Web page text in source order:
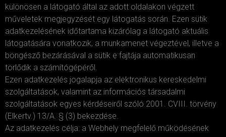
különösen a látogató által az adott oldalakon végzett
műveletek megjegyzését egy látogatás során. Ezen sütik
adatkezelésének időtartama kizárólag a látogató aktuális
látogatására vonatkozik, a munkamenet végeztével, illetve a
böngésző bezárásával a sütik e fajtája automatikusan
törlődik a számítógépéről.
Ezen adatkezelés jogalapja az elektronikus kereskedelmi
szolgáltatások, valamint az információs társadalmi
szolgáltatások egyes kérdéseiről szóló 2001. CVIII. törvény
(Elkertv.) 13/A. § (3) bekezdése.
Az adatkezelés célja: a Webhely megfelelő működésének